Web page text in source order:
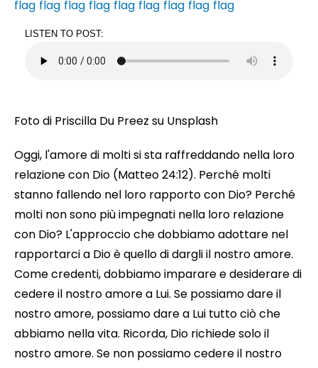
LISTEN TO POST:
Foto di Priscilla Du Preez su Unsplash
Oggi, l'amore di molti si sta raffreddando nella loro
relazione con Dio (Matteo 24:12). Perché molti
stanno fallendo nel loro rapporto con Dio? Perché
molti non sono più impegnati nella loro relazione
con Dio? L'approccio che dobbiamo adottare nel
rapportarci a Dio è quello di dargli il nostro amore.
Come credenti, dobbiamo imparare e desiderare di
cedere il nostro amore a Lui. Se possiamo dare il
nostro amore, possiamo dare a Lui tutto ciò che
abbiamo nella vita. Ricorda, Dio richiede solo il
nostro amore. Se non possiamo cedere il nostro